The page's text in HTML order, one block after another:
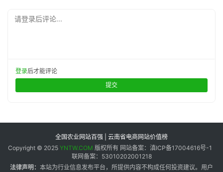
请登录后评论...
登录后才能评论
提交
全国农业网站百强 | 云南省电商网站价值榜
Copyright © 2025 YNTW.COM 版权所有 网站备案：滇ICP备17004616号-1
联网备案：53010202001218
法律声明： 本站为行业信息发布平台，所提供内容不构成任何投资建议。用户